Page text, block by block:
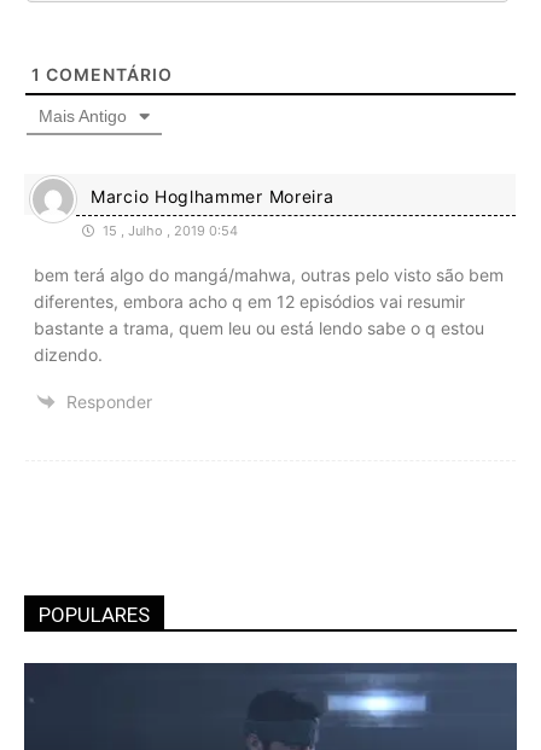
1 COMENTÁRIO
Mais Antigo
Marcio Hoglhammer Moreira
15 , Julho , 2019 0:54
bem terá algo do mangá/mahwa, outras pelo visto são bem
diferentes, embora acho q em 12 episódios vai resumir
bastante a trama, quem leu ou está lendo sabe o q estou
dizendo.
Responder
POPULARES